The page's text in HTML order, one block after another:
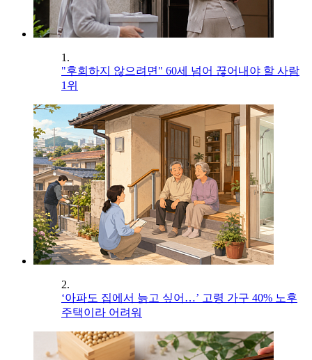
1.
"후회하지 않으려면" 60세 넘어 끊어내야 할 사람
1위
2.
‘아파도 집에서 늙고 싶어…’ 고령 가구 40% 노후
주택이라 어려워